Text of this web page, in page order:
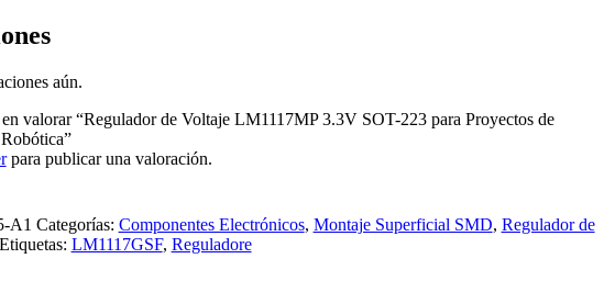
aún.
valorar “Regulador de Voltaje LM1117MP 3.3V SOT-223 para Proyectos de
para publicar una valoración.
A1 Categorías: Componentes Electrónicos, Montaje Superficial SMD, Regulador de
Etiquetas: LM1117GSF, Reguladore